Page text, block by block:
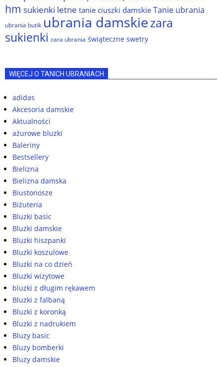
hm sukienki letne tanie ciuszki damskie Tanie ubrania
ubrania butik ubrania damskiezara
sukienki zara ubrania świąteczne swetry
WIĘCEJ O TANICH UBRANIACH
adidas
Akcesoria damskie
Aktualności
ażurowe bluzki
Baleriny
Bestsellery
Bielizna
Bielizna damska
Biustonosze
Biżuteria
Bluzki basic
Bluzki damskie
Bluzki hiszpanki
Bluzki koszulowe
Bluzki na co dzień
Bluzki wizytowe
bluzki z długim rękawem
Bluzki z falbaną
Bluzki z koronką
Bluzki z nadrukiem
Bluzy basic
Bluzy bomberki
Bluzy damskie